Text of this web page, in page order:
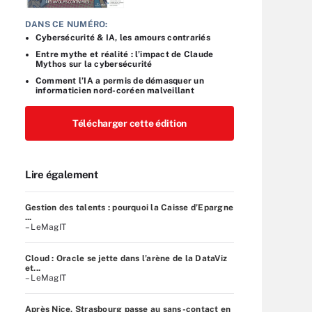
DANS CE NUMÉRO:
Cybersécurité & IA, les amours contrariés
Entre mythe et réalité : l’impact de Claude
Mythos sur la cybersécurité
Comment l’IA a permis de démasquer un
informaticien nord-coréen malveillant
Télécharger cette édition
Lire également
Gestion des talents : pourquoi la Caisse d’Epargne
...
– LeMagIT
Cloud : Oracle se jette dans l’arène de la DataViz
et...
– LeMagIT
Après Nice, Strasbourg passe au sans-contact en